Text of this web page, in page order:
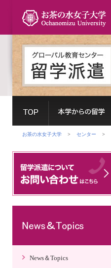
お茶の水女子大学 > センター >
News＆Topics